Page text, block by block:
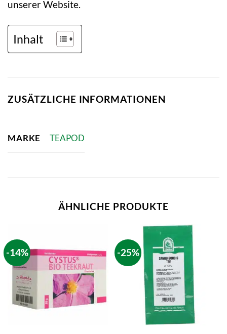
unserer Website.
Inhalt
ZUSÄTZLICHE INFORMATIONEN
MARKE TEAPOD
ÄHNLICHE PRODUKTE
-14% -25%